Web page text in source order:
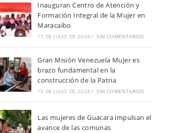
Inauguran Centro de Atención y
Formación Integral de la Mujer en
Maracaibo
17 DE JULIO DE 2024 / SIN COMENTARIOS
Gran Misión Venezuela Mujer es
brazo fundamental en la
construcción de la Patria
15 DE JULIO DE 2024 / SIN COMENTARIOS
Las mujeres de Guacara impulsan el
avance de las comunas